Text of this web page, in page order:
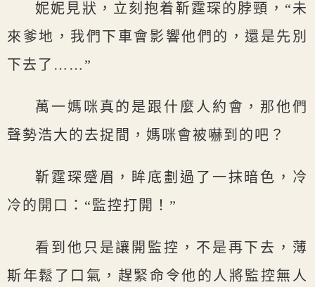
妮妮見狀，立刻抱着靳霆琛的脖頸，“未
來爹地，我們下車會影響他們的，還是先別
下去了……”
萬一媽咪真的是跟什麼人約會，那他們
聲勢浩大的去捉間，媽咪會被嚇到的吧？
靳霆琛蹙眉，眸底劃過了一抹暗色，冷
冷的開口：“監控打開！”
看到他只是讓開監控，不是再下去，薄
斯年鬆了口氣，趕緊命令他的人將監控無人